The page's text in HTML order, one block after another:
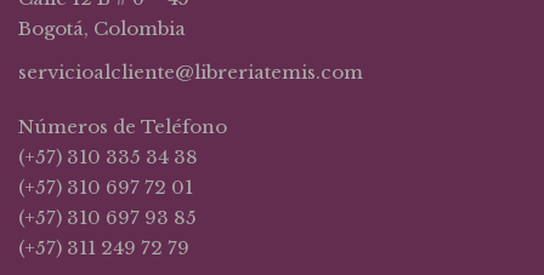
Bogotá, Colombia
servicioalcliente@libreriatemis.com
Números de Teléfono
(+57) 310 335 34 38
(+57) 310 697 72 01
(+57) 310 697 93 85
(+57) 311 249 72 79